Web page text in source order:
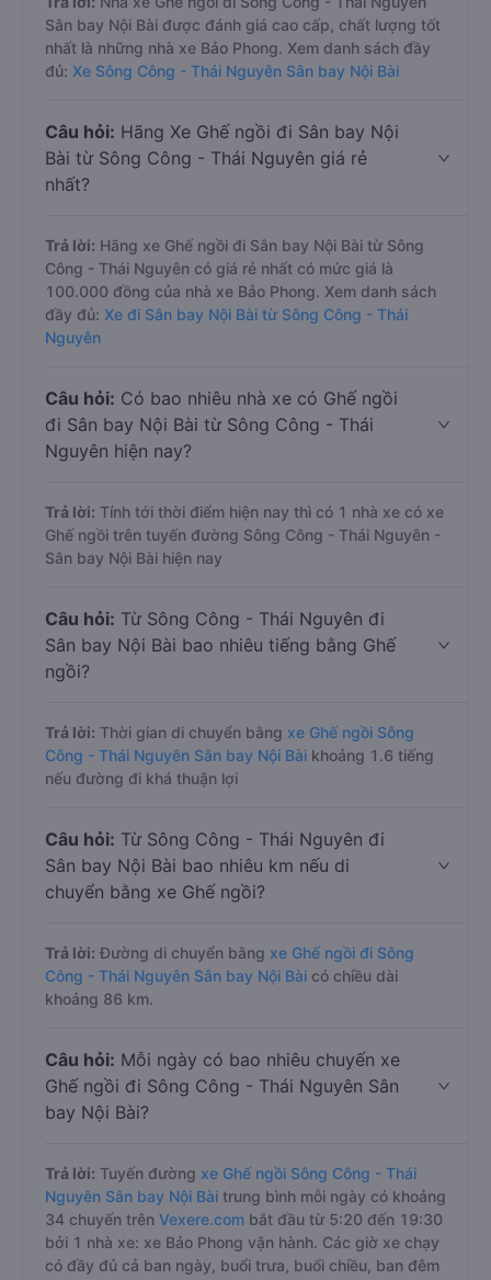
Sân bay Nội Bài được đánh giá cao cấp, chất lượng tốt
nhất là những nhà xe Bảo Phong. Xem danh sách đầy
đủ: Xe Sông Công - Thái Nguyên Sân bay Nội Bài
Câu hỏi: Hãng Xe Ghế ngồi đi Sân bay Nội
Bài từ Sông Công - Thái Nguyên giá rẻ
nhất?
Trả lời: Hãng xe Ghế ngồi đi Sân bay Nội Bài từ Sông
Công - Thái Nguyên có giá rẻ nhất có mức giá là
100.000 đồng của nhà xe Bảo Phong. Xem danh sách
đầy đủ: Xe đi Sân bay Nội Bài từ Sông Công - Thái
Nguyên
Câu hỏi: Có bao nhiêu nhà xe có Ghế ngồi
đi Sân bay Nội Bài từ Sông Công - Thái
Nguyên hiện nay?
Trả lời: Tính tới thời điểm hiện nay thì có 1 nhà xe có xe
Ghế ngồi trên tuyến đường Sông Công - Thái Nguyên -
Sân bay Nội Bài hiện nay
Câu hỏi: Từ Sông Công - Thái Nguyên đi
Sân bay Nội Bài bao nhiêu tiếng bằng Ghế
ngồi?
Trả lời: Thời gian di chuyển bằng xe Ghế ngồi Sông
Công - Thái Nguyên Sân bay Nội Bài khoảng 1.6 tiếng
nếu đường đi khá thuận lợi
Câu hỏi: Từ Sông Công - Thái Nguyên đi
Sân bay Nội Bài bao nhiêu km nếu di
chuyển bằng xe Ghế ngồi?
Trả lời: Đường di chuyển bằng xe Ghế ngồi đi Sông
Công - Thái Nguyên Sân bay Nội Bài có chiều dài
khoảng 86 km.
Câu hỏi: Mỗi ngày có bao nhiêu chuyến xe
Ghế ngồi đi Sông Công - Thái Nguyên Sân
bay Nội Bài?
Trả lời: Tuyến đường xe Ghế ngồi Sông Công - Thái
Nguyên Sân bay Nội Bài trung bình mỗi ngày có khoảng
34 chuyến trên Vexere.com bắt đầu từ 5:20 đến 19:30
bởi 1 nhà xe: xe Bảo Phong vận hành. Các giờ xe chạy
có đầy đủ cả ban ngày, buổi trưa, buổi chiều, ban đêm